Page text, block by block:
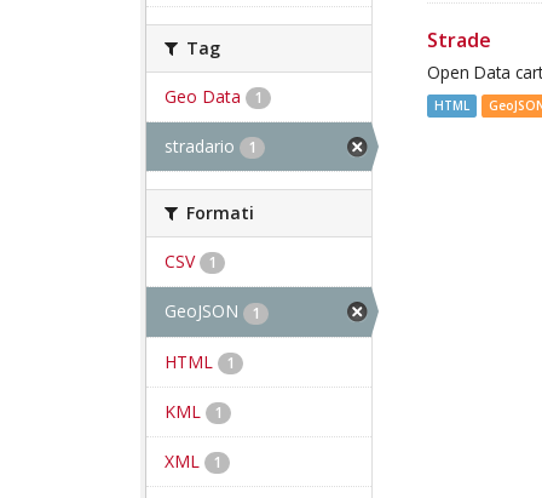
Tag
Geo Data 1
stradario 1
Formati
CSV 1
GeoJSON 1
HTML 1
KML 1
XML 1
Strade
Open Data
HTML